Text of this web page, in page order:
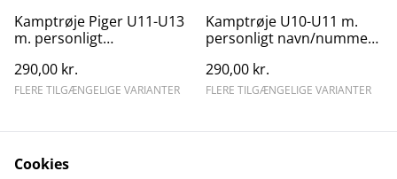
Kamptrøje Piger U11-U13
m. personligt
sponsortryk
290,00 kr.
FLERE TILGÆNGELIGE VARIANTER
Kamptrøje U10-U11 m.
personligt navn/nummer
290,00 kr.
FLERE TILGÆNGELIGE VARIANTER
Cookies